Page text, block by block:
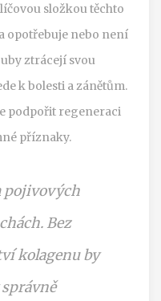
složkou těchto
opotřebuje nebo není
ztrácejí svou
k bolesti a zánětům.
podpořit regeneraci
příznaky.
pojivových
Bez
kolagenu by